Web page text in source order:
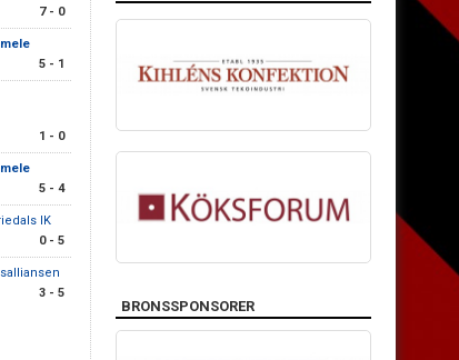
7 - 0
5 - 1
1 - 0
5 - 4
IK
0 - 5
3 - 5
BRONSSPONSORER